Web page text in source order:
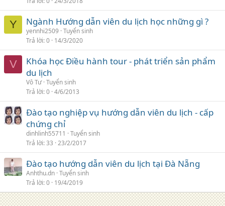
Y Ngành Hướng dẫn viên du lịch học những gì ?
yennhi2509 Tuyển sinh
Trả lời 0 14/3/2020
V
Khóa học Điều hành tour - phát triển sản phẩm
du lịch
Vô Tư Tuyển sinh
Trả lời 0 4/6/2013
Đào tạo nghiệp vụ hướng dẫn viên du lịch - cấp
chứng chỉ
dinhlinh55711
Tuyển sinh
Trả lời 33 23/2/2017
Đào tạo hướng dẫn viên du lịch tại Đà Nẵng
Anhthu.dn Tuyển sinh
Trả lời 0 19/4/2019